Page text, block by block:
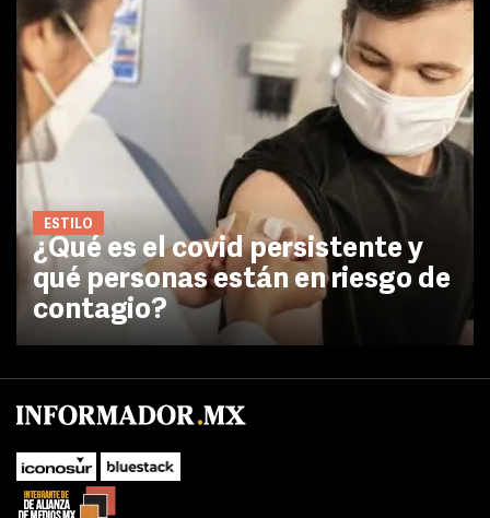
ESTILO
¿Qué es el covid persistente y
qué personas están en riesgo de
contagio?